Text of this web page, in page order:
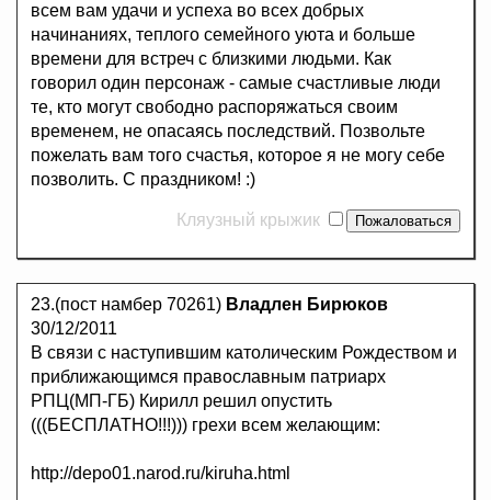
всем вам удачи и успеха во всех добрых
начинаниях, теплого семейного уюта и больше
времени для встреч с близкими людьми. Как
говорил один персонаж - самые счастливые люди
те, кто могут свободно распоряжаться своим
временем, не опасаясь последствий. Позвольте
пожелать вам того счастья, которое я не могу себе
позволить. С праздником! :)
Кляузный крыжик
23.(пост намбер 70261) Владлен Бирюков
30/12/2011
В связи с наступившим католическим Рождеством и
приближающимся православным патриарх
РПЦ(МП-ГБ) Кирилл решил опустить
(((БЕСПЛАТНО!!!))) грехи всем желающим:
http://depo01.narod.ru/kiruha.html